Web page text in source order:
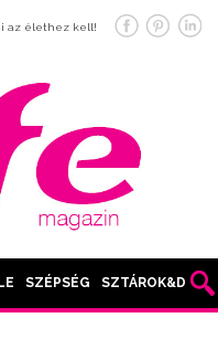
az élethez kell!
SZÉPSÉG SZTÁROK&DIVAT